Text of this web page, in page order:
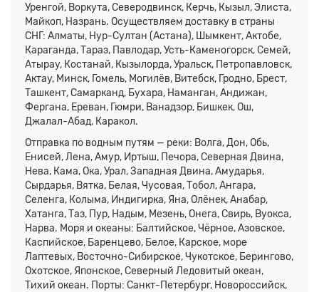
Уренгой, Воркута, Северодвинск, Керчь, Кызыл, Элиста,
Майкоп, Назрань. Осуществляем доставку в страны
СНГ: Алматы, Нур-Султан (Астана), Шымкент, Актобе,
Караганда, Тараз, Павлодар, Усть-Каменогорск, Семей,
Атырау, Костанай, Кызылорда, Уральск, Петропавловск,
Актау, Минск, Гомель, Могилёв, Витебск, Гродно, Брест,
Ташкент, Самарканд, Бухара, Наманган, Андижан,
Фергана, Ереван, Гюмри, Ванадзор, Бишкек, Ош,
Джалал-Абад, Каракол.
Отправка по водным путям — реки: Волга, Дон, Обь,
Енисей, Лена, Амур, Иртыш, Печора, Северная Двина,
Нева, Кама, Ока, Урал, Западная Двина, Амударья,
Сырдарья, Вятка, Белая, Чусовая, Тобол, Ангара,
Селенга, Колыма, Индигирка, Яна, Олёнек, Анабар,
Хатанга, Таз, Пур, Надым, Мезень, Онега, Свирь, Вуокса,
Нарва. Моря и океаны: Балтийское, Чёрное, Азовское,
Каспийское, Баренцево, Белое, Карское, море
Лаптевых, Восточно-Сибирское, Чукотское, Берингово,
Охотское, Японское, Северный Ледовитый океан,
Тихий океан. Порты: Санкт-Петербург, Новороссийск,